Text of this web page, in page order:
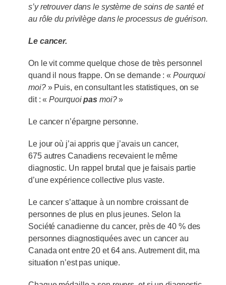
s’y retrouver dans le système de soins de santé et
au rôle du privilège dans le processus de guérison.
Le cancer.
On le vit comme quelque chose de très personnel
quand il nous frappe. On se demande : « Pourquoi
moi?» Puis, en consultant les statistiques, on se
dit : «Pourquoipas moi?»
Le cancer n’épargne personne.
Le jour où j’ai appris que j’avais un cancer,
675 autres Canadiens recevaient le même
diagnostic. Un rappel brutal que je faisais partie
d’une expérience collective plus vaste.
Le cancer s’attaque à un nombre croissant de
personnes de plus en plus jeunes. Selon la
Société canadienne du cancer, près de 40 % des
personnes diagnostiquées avec un cancer au
Canada ont entre 20 et 64 ans. Autrement dit, ma
situation n’est pas unique.